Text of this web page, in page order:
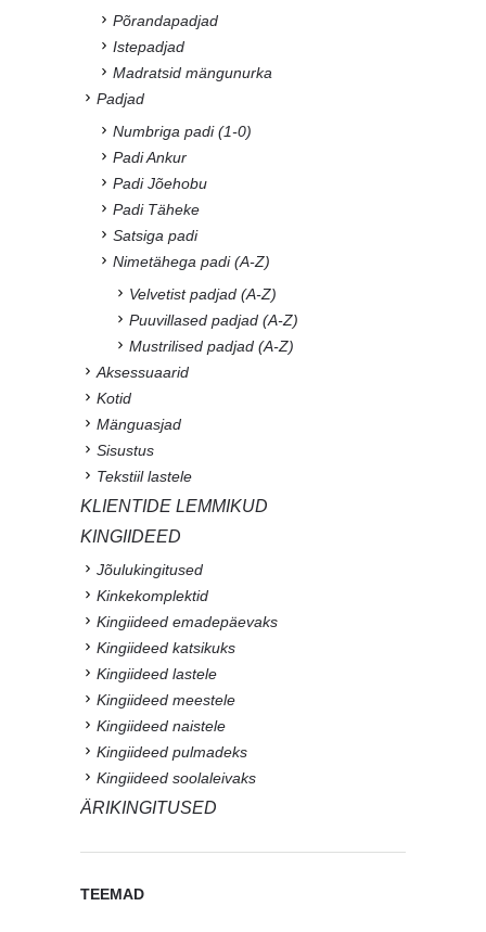
Põrandapadjad
Istepadjad
Madratsid mängunurka
Padjad
Numbriga padi (1-0)
Padi Ankur
Padi Jõehobu
Padi Täheke
Satsiga padi
Nimetähega padi (A-Z)
Velvetist padjad (A-Z)
Puuvillased padjad (A-Z)
Mustrilised padjad (A-Z)
Aksessuaarid
Kotid
Mänguasjad
Sisustus
Tekstiil lastele
KLIENTIDE LEMMIKUD
KINGIIDEED
Jõulukingitused
Kinkekomplektid
Kingiideed emadepäevaks
Kingiideed katsikuks
Kingiideed lastele
Kingiideed meestele
Kingiideed naistele
Kingiideed pulmadeks
Kingiideed soolaleivaks
ÄRIKINGITUSED
TEEMAD